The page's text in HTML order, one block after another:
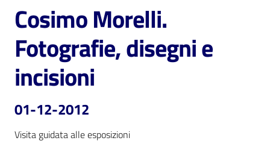
Cosa
puoi
fare
Scopri
contenuti
Salta al contenuto
Cosimo Morelli.
Fotografie, disegni e
incisioni
01-12-2012
Visita guidata alle esposizioni